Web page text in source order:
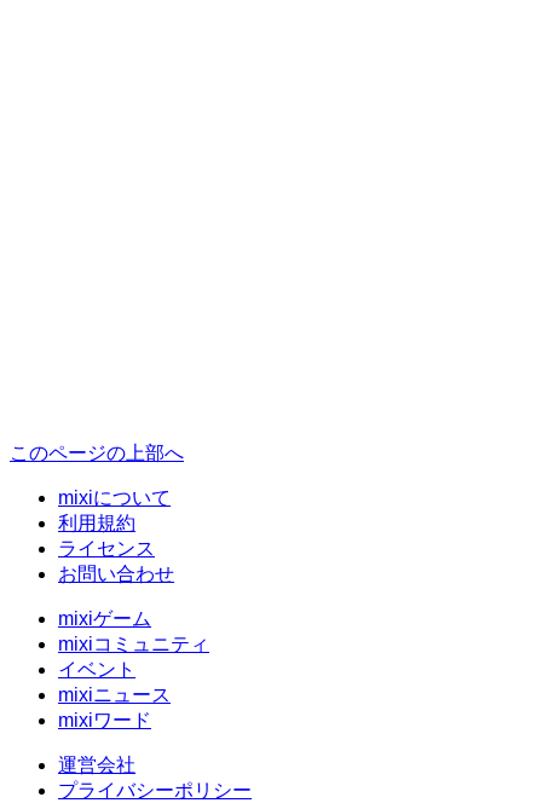
このページの上部へ
mixiについて
利用規約
ライセンス
お問い合わせ
mixiゲーム
mixiコミュニティ
イベント
mixiニュース
mixiワード
運営会社
プライバシーポリシー